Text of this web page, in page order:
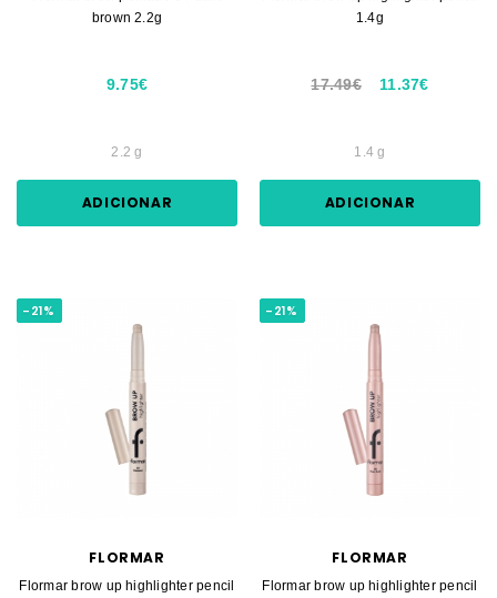
brown 2.2g
9.75€
2.2 g
ADICIONAR
1.4g
17.49€ 11.37€
1.4 g
ADICIONAR
-21%
FLORMAR
Flormar brow up highlighter pencil
-21%
FLORMAR
Flormar brow up highlighter pencil